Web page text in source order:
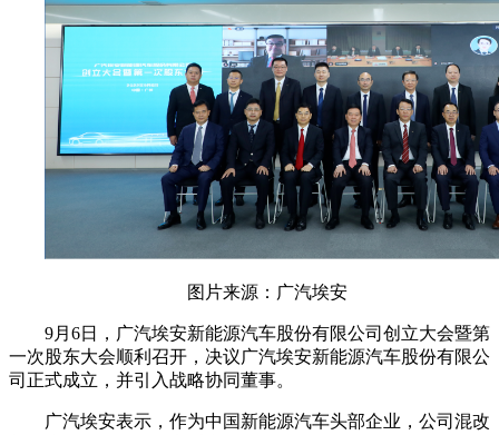
图片来源：广汽埃安
9月6日，广汽埃安新能源汽车股份有限公司创立大会暨第
一次股东大会顺利召开，决议广汽埃安新能源汽车股份有限公
司正式成立，并引入战略协同董事。
广汽埃安表示，作为中国新能源汽车头部企业，公司混改